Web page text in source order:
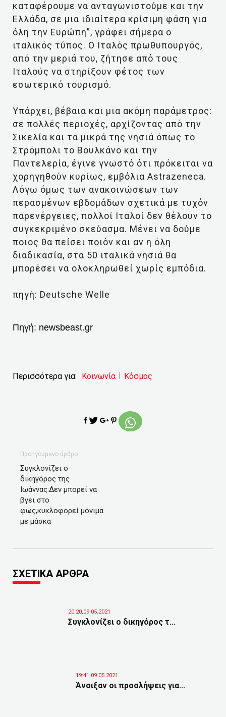
καταφέρουμε να ανταγωνιστούμε και την
Ελλάδα, σε μια ιδιαίτερα κρίσιμη φάση για
όλη την Ευρώπη”, γράφει σήμερα ο
ιταλικός τύπος. Ο Ιταλός πρωθυπουργός,
από την μεριά του, ζήτησε από τους
Ιταλούς να στηρίξουν φέτος των
εσωτερικό τουρισμό.
Υπάρχει, βέβαια και μια ακόμη παράμετρος:
σε πολλές περιοχές, αρχίζοντας από την
Σικελία και τα μικρά της νησιά όπως το
Στρόμπολι το Βουλκάνο και την
Παντελερία, έγινε γνωστό ότι πρόκειται να
χορηγηθούν κυρίως, εμβόλια Astrazeneca.
Λόγω όμως των ανακοινώσεων των
περασμένων εβδομάδων σχετικά με τυχόν
παρενέργειες, πολλοί Ιταλοί δεν θέλουν το
συγκεκριμένο σκεύασμα. Mένει να δούμε
ποιος θα πείσει ποιόν και αν η όλη
διαδικασία, στα 50 ιταλικά νησιά θα
μπορέσει να ολοκληρωθεί χωρίς εμπόδια.
πηγή: Deutsche Welle
Πηγή: newsbeast.gr
Περισσότερα για: Κοινωνία Κόσμος
Προηγούμενο άρθρο
Συγκλονίζει ο
δικηγόρος της
Ιωάννας:Δεν μπορεί να
βγει στο
φως,κυκλοφορεί μόνιμα
με μάσκα
ΣΧΕΤΙΚΑ ΑΡΘΡΑ
20:20,09.05.2021
Συγκλονίζει ο δικηγόρος τ...
19:41,09.05.2021
Άνοιξαν οι προσλήψεις για...